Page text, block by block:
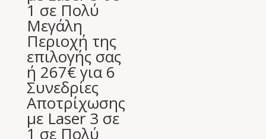
1 σε Πολύ
Μεγάλη
Περιοχή της
επιλογής σας
ή 267€ για 6
Συνεδρίες
Αποτρίχωσης
με Laser 3 σε
1 σε Πολύ